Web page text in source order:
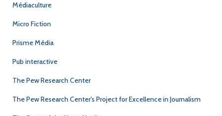
Médiaculture
Micro Fiction
Prisme Média
Pub interactive
The Pew Research Center
The Pew Research Center's Project for Excellence in Journalism